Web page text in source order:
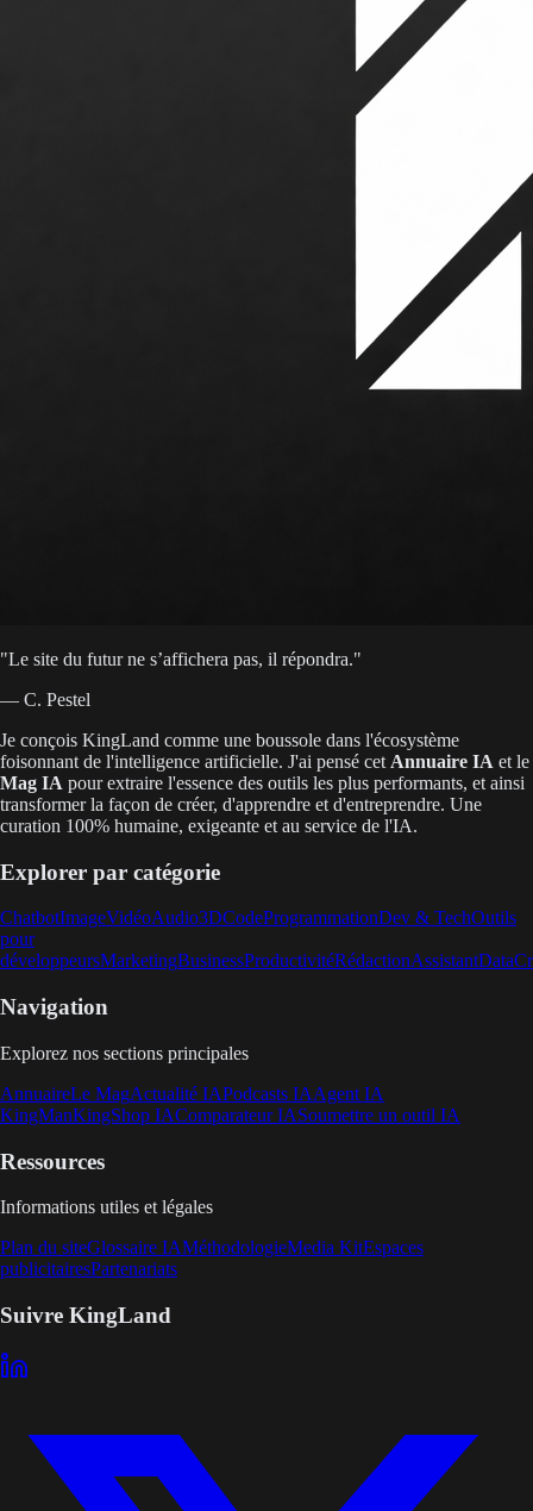
"Le site du futur ne s’affichera pas, il répondra."
— C. Pestel
Je conçois KingLand comme une boussole dans l'écosystème
foisonnant de l'intelligence artificielle. J'ai pensé cet Annuaire IA et le
Mag IA pour extraire l'essence des outils les plus performants, et ainsi
transformer la façon de créer, d'apprendre et d'entreprendre. Une
curation 100% humaine, exigeante et au service de l'IA.
Explorer par catégorie
ChatbotImageVidéoAudio3DCodeProgrammationDev & TechOutils
pour
développeursMarketingBusinessProductivitéRédactionAssistantData
Navigation
Explorez nos sections principales
AnnuaireLe MagActualité IAPodcasts IAAgent IA
KingManKingShop IAComparateur IASoumettre un outil IA
Ressources
Informations utiles et légales
Plan du siteGlossaire IAMéthodologieMedia KitEspaces
publicitairesPartenariats
Suivre KingLand